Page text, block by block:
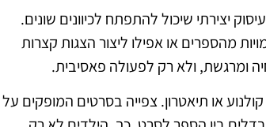
יצירתי שיכול להתפתח לכיוונים שונים.
מהספרים או אפילו ליצור הצגות קצרות
ומרגשת, ולא רק לפעולה פאסיבית.
או תיאטרון. צפייה בסרטים המופקים על